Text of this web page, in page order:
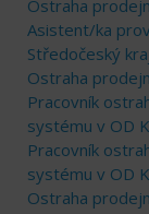
Ostraha
Asistent/ka
Středočeský
Ostraha
Pracovník
systému v OD
Pracovník
systému v OD
Ostraha